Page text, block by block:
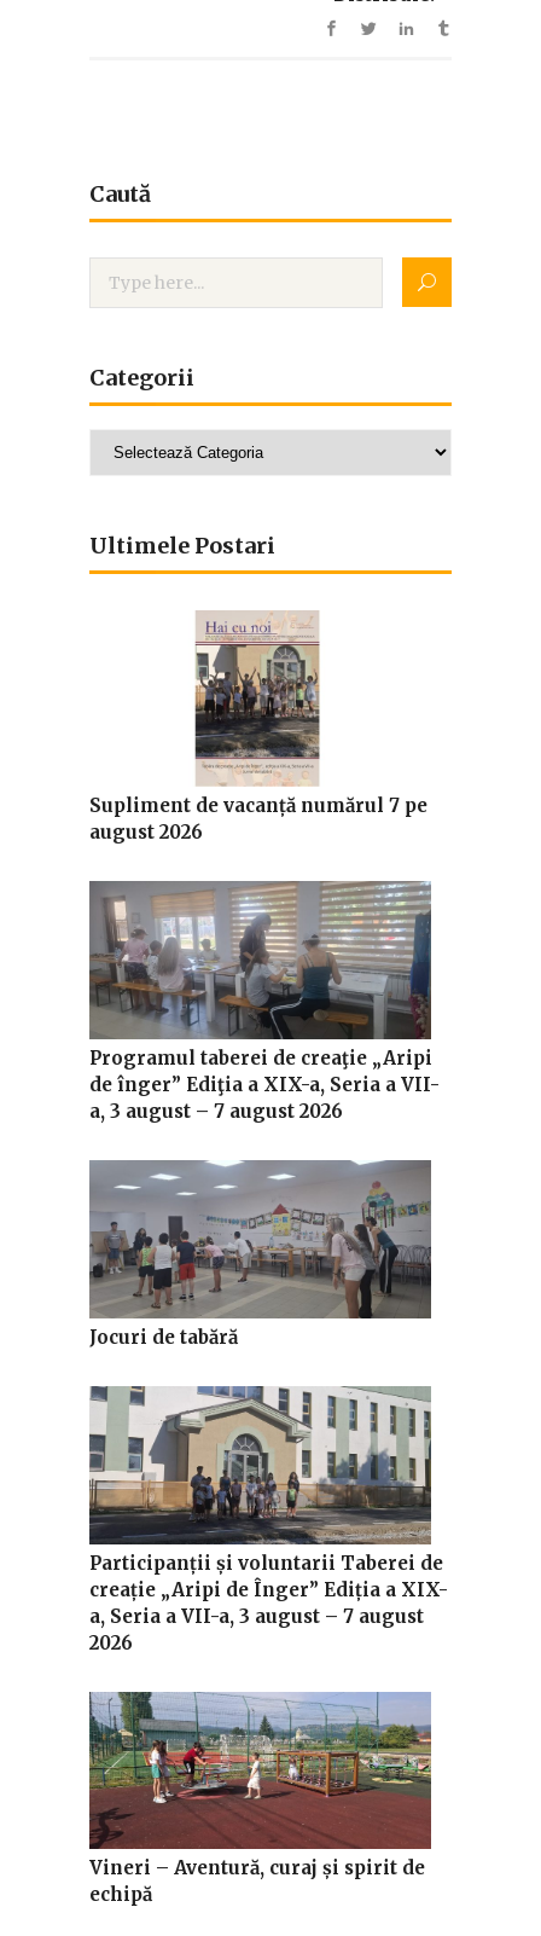
Caută
Categorii
Categorii
Ultimele Postari
Supliment de vacanță numărul 7 pe
august 2026
Programul taberei de creaţie „Aripi
de înger” Ediţia a XIX-a, Seria a VII-
a, 3 august – 7 august 2026
Jocuri de tabără
Participanții și voluntarii Taberei de
creație „Aripi de Înger” Ediția a XIX-
a, Seria a VII-a, 3 august – 7 august
2026
Vineri – Aventură, curaj și spirit de
echipă